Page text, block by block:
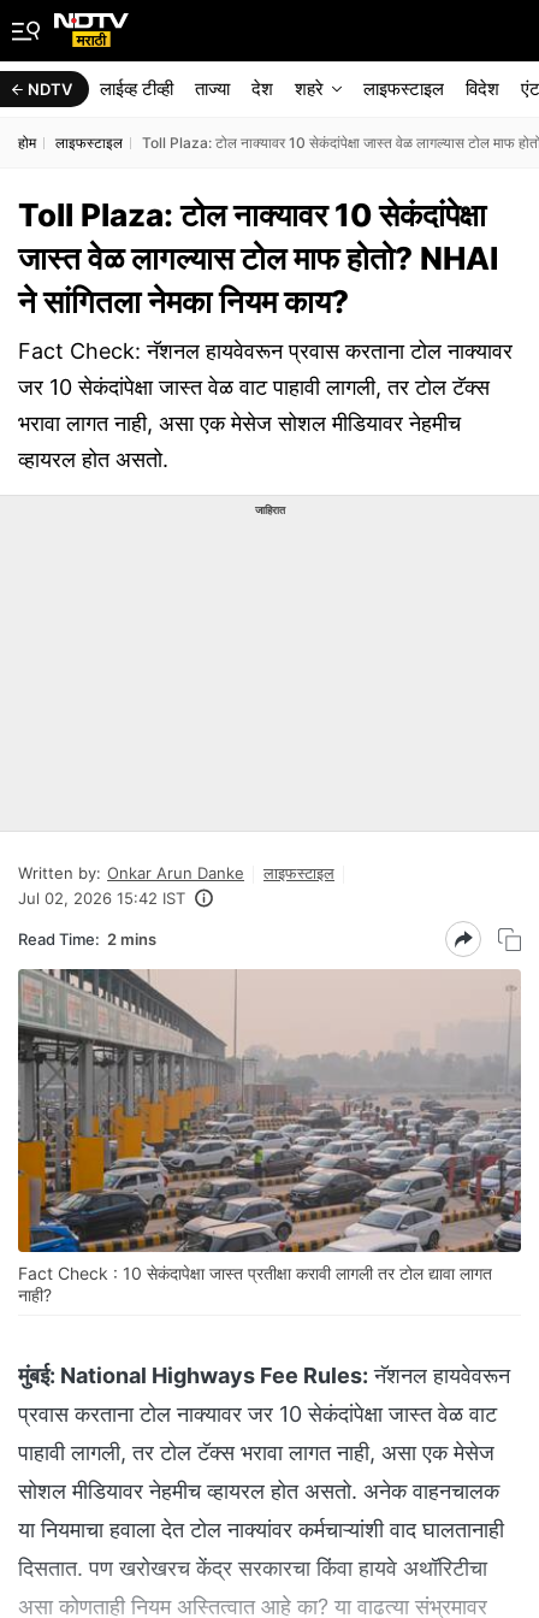
NDTV लाईव्ह टीव्ही ताज्या देश शहरे लाइफस्टाइल विदेश
होम लाइफस्टाइल Toll Plaza: टोल नाक्यावर 10 सेकंदांपेक्षा जास्त वेळ लागल्यास टोल माफ
Toll Plaza: टोल नाक्यावर 10 सेकंदांपेक्षा
जास्त वेळ लागल्यास टोल माफ होतो? NHAI
ने सांगितला नेमका नियम काय?
Fact Check: नॅशनल हायवेवरून प्रवास करताना टोल नाक्यावर
जर 10 सेकंदांपेक्षा जास्त वेळ वाट पाहावी लागली, तर टोल टॅक्स
भरावा लागत नाही, असा एक मेसेज सोशल मीडियावर नेहमीच
व्हायरल होत असतो.
जाहिरात
Written by: Onkar Arun Danke
लाइफस्टाइल
Jul 02, 2026 15:42 IST
Read Time: 2 mins
Fact Check : 10 सेकंदापेक्षा जास्त प्रतीक्षा करावी लागली तर टोल द्यावा लागत
नाही?
मुंबई: National Highways Fee Rules: नॅशनल हायवेवरून
प्रवास करताना टोल नाक्यावर जर 10 सेकंदांपेक्षा जास्त वेळ वाट
पाहावी लागली, तर टोल टॅक्स भरावा लागत नाही, असा एक मेसेज
सोशल मीडियावर नेहमीच व्हायरल होत असतो. अनेक वाहनचालक
या नियमाचा हवाला देत टोल नाक्यांवर कर्मचाऱ्यांशी वाद घालतानाही
दिसतात. पण खरोखरच केंद्र सरकारचा किंवा हायवे अथॉरिटीचा
असा कोणताही नियम अस्तित्वात आहे का? या वाढत्या संभ्रमावर